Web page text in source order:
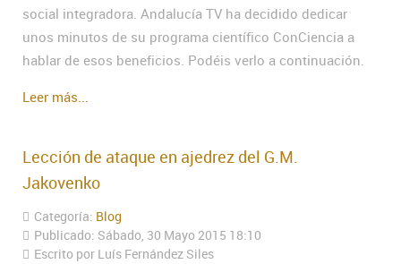
social integradora. Andalucía TV ha decidido dedicar
unos minutos de su programa científico ConCiencia a
hablar de esos beneficios. Podéis verlo a continuación.
Leer más...
Lección de ataque en ajedrez del G.M.
Jakovenko
Categoría: Blog
Publicado: Sábado, 30 Mayo 2015 18:10
Escrito por Luís Fernández Siles